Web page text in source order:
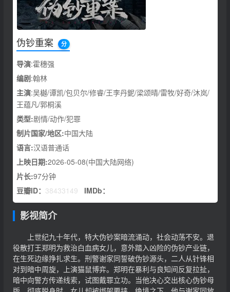
伪钞重案 分
导演:霍穗强
编剧:翰林
主演:吴樾/谭凯/包贝尔/修睿/王李丹鈮/梁颂晴/雷牧/好奇/沐岚/
王蕴凡/郭桐溪
类型:剧情/动作/犯罪
制片国家/地区:中国大陆
语言:汉语普通话
上映日期:2026-05-08(中国大陆网络)
片长:97分钟
豆瓣ID： 38433149 IMDb：
影视简介
上世纪九十年代，特大伪钞案暗流涌动，社会动荡不安。退
役散打王郑明为救治白血病女儿，意外踏入凶险的伪钞产业链，
在生死边缘挣扎求生。刑警谢家同誓破伪钞源头，二人从针锋相
对到暗中周旋，上演猫鼠博弈。郑明在暴利与良知间反复拉扯，
暗中向警方传递线索，试图戴罪立功。当他决心交出核心伪钞母